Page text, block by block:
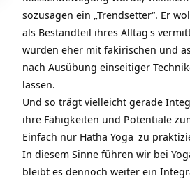
sozusagen ein „Trendsetter“. Er
als Bestandteil ihres Alltag s
wurden eher mit fakirischen und
nach Ausübung einseitiger
lassen.
Und so trägt vielleicht gerade
ihre Fähigkeiten und Potentiale
Einfach nur Hatha Yoga zu
In diesem Sinne führen wir bei
bleibt es dennoch weiter ein